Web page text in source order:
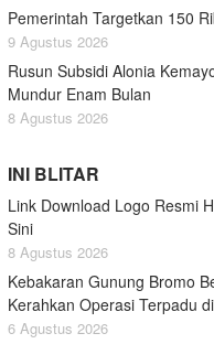
Pemerintah Targetkan 150
9 Agustus 2026
Rusun Subsidi Alonia
Mundur Enam Bulan
8 Agustus 2026
INI BLITAR
Link Download Logo Resmi
Sini
8 Agustus 2026
Kebakaran Gunung Bromo
Kerahkan Operasi Terpadu
6 Agustus 2026